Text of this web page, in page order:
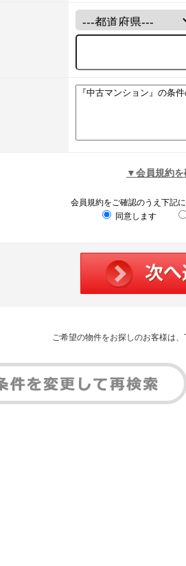
▼会員規約
会員規約をご確認のうえ下記
同意します
ご希望の物件をお探しのお客様は